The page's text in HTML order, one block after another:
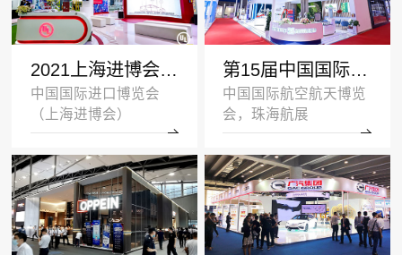
2021上海进博会展台设计搭建案例-UL-深圳展览设计公司
中国国际进口博览会
（上海进博会）
第15届中国国际航空航天博览会展台设计案例_海斯坦普
中国国际航空航天博览
会，珠海航展